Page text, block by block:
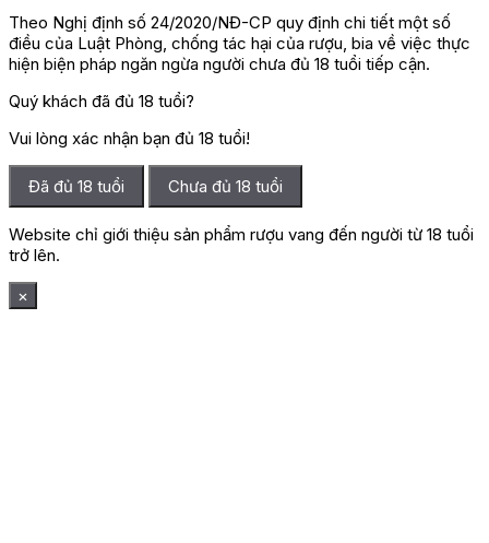
Theo Nghị định số 24/2020/NĐ-CP quy định chi tiết một số
điều của Luật Phòng, chống tác hại của rượu, bia về việc thực
hiện biện pháp ngăn ngừa người chưa đủ 18 tuổi tiếp cận.
Quý khách đã đủ 18 tuổi?
Vui lòng xác nhận bạn đủ 18 tuổi!
Đã đủ 18 tuổi Chưa đủ 18 tuổi
Website chỉ giới thiệu sản phẩm rượu vang đến người từ 18 tuổi
trở lên.
×